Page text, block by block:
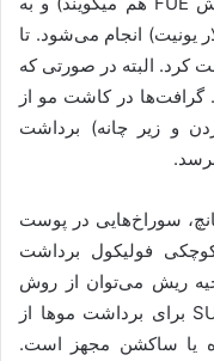
یونیت) انجام می‌شود. تا
کرد. البته در صورتی که
در کاشت مو از
و زیر چانه) برداشت
سوراخ‌هایی در پوست
فولیکول برداشت
ریش می‌توان از روش
SUT نیز استفاده کرد. در کاشت مو SUT برای برداشت موها از
یا ساکشن مجهز است.